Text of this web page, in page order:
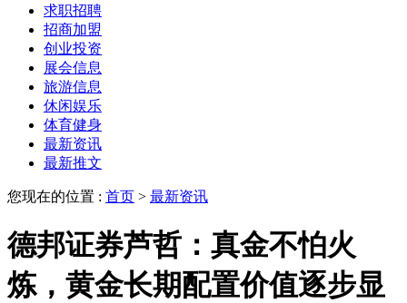
求职招聘
招商加盟
创业投资
展会信息
旅游信息
休闲娱乐
体育健身
最新资讯
最新推文
您现在的位置 : 首页 > 最新资讯
德邦证券芦哲：真金不怕火
炼，黄金长期配置价值逐步显